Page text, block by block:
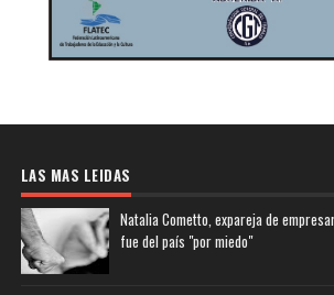
LAS MAS LEIDAS
Natalia Cometto, expareja de
fue del país "por miedo"